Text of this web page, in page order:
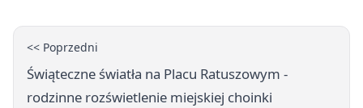
<< Poprzedni
Świąteczne światła na Placu Ratuszowym -
rodzinne rozświetlenie miejskiej choinki